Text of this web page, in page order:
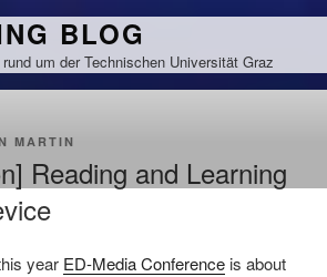
BLOG
um der Technischen Universität Graz
MARTIN
Reading and Learning
year ED-Media Conference is about